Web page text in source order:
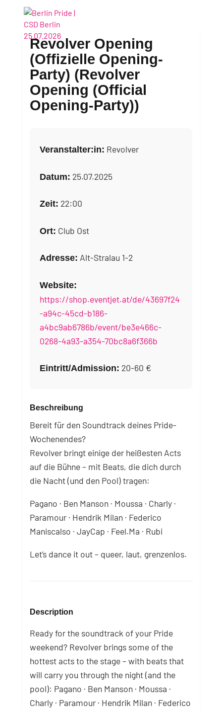
Revolver Opening
(Offizielle Opening-
Party) (Revolver
Opening (Official
Opening-Party))
Veranstalter:in: Revolver
Datum: 25.07.2025
Zeit: 22:00
Ort: Club Ost
Adresse: Alt-Stralau 1-2
Website:
https://shop.eventjet.at/de/43697f24
-a94c-45cd-b186-
a4bc9ab6786b/event/be3e466c-
0268-4a93-a354-70bc8a6f366b
Eintritt/Admission: 20-60 €
Beschreibung
Bereit für den Soundtrack deines Pride-
Wochenendes?
Revolver bringt einige der heißesten Acts
auf die Bühne – mit Beats, die dich durch
die Nacht (und den Pool) tragen:
Pagano · Ben Manson · Moussa · Charly ·
Paramour · Hendrik Milan · Federico
Maniscalso · JayCap · Feel.Ma · Rubi
Let’s dance it out – queer, laut, grenzenlos.
Description
Ready for the soundtrack of your Pride
weekend? Revolver brings some of the
hottest acts to the stage – with beats that
will carry you through the night (and the
pool): Pagano · Ben Manson · Moussa ·
Charly · Paramour · Hendrik Milan · Federico